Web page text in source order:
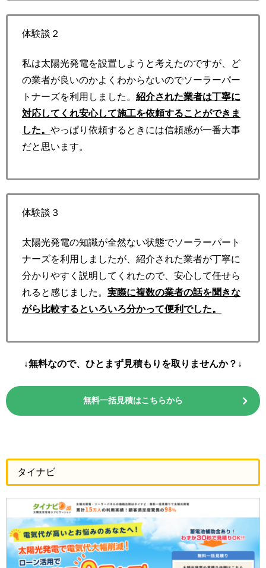
体験談２
私は太陽光発電を設置しようと考えたのですが、ど
の業者が良いのかよくわからないのでソーラーパー
トナーズを利用しました。 紹介された業者は丁寧に
対応してくれ安心して施工を依頼することができま
した。 やっぱり依頼するときには信頼感が一番大事
だと思います。
体験談３
太陽光発電の知識が全然ない状態でソーラーパート
ナーズを利用しましたが、紹介された業者が丁寧に
分かりやすく説明してくれたので、安心して任せら
れると感じました。 実際に複数の業者の話を聞きな
がら比較するといろいろ分かって便利でした。
↓無料なので、ひとまず見積もりを取りませんか？↓
無料一括見積はこちらから
タイナビ